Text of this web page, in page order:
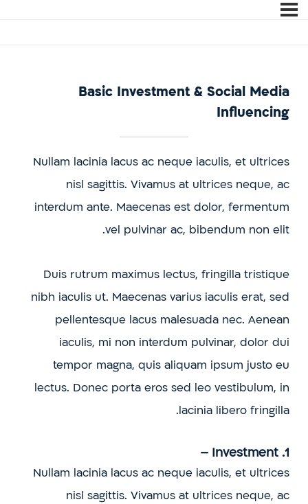
Basic Investment & Social Media
Influencing
Nullam lacinia lacus ac neque iaculis, et ultrices
nisl sagittis. Vivamus at ultrices neque, ac
interdum ante. Maecenas est dolor, fermentum
vel pulvinar ac, bibendum non elit.
Duis rutrum maximus lectus, fringilla tristique
nibh iaculis ut. Maecenas varius iaculis erat, sed
pellentesque lacus malesuada nec. Aenean
iaculis, mi non interdum pulvinar, dolor dui
tempor magna, quis aliquam ipsum justo eu
lectus. Donec porta eros sed leo vestibulum, in
lacinia libero fringilla.
1. Investment –
Nullam lacinia lacus ac neque iaculis, et ultrices
nisl sagittis. Vivamus at ultrices neque, ac